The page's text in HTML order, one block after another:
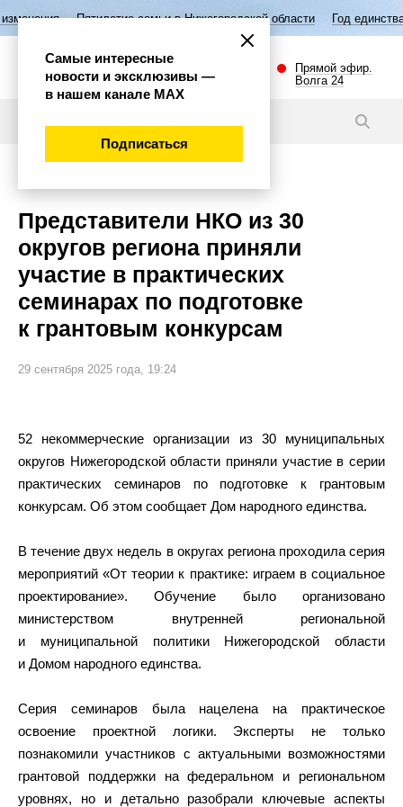
семьи в Нижегородской области Год единства народов
Прямой эфир.
Волга 24
Представители НКО из 30
округов региона приняли
участие в практических
семинарах по подготовке
к грантовым конкурсам
29 сентября 2025 года, 19:24
52 некоммерческие организации из 30 муниципальных
округов Нижегородской области приняли участие в серии
практических семинаров по подготовке к грантовым
конкурсам. Об этом сообщает Дом народного единства.
В течение двух недель в округах региона проходила серия
мероприятий «От теории к практике: играем в социальное
проектирование». Обучение было организовано
министерством внутренней региональной
и муниципальной политики Нижегородской области
и Домом народного единства.
Серия семинаров была нацелена на практическое
освоение проектной логики. Эксперты не только
познакомили участников с актуальными возможностями
грантовой поддержки на федеральном и региональном
уровнях, но и детально разобрали ключевые аспекты
Самые интересные
новости и эксклюзивы —
в нашем канале МАХ
Подписаться